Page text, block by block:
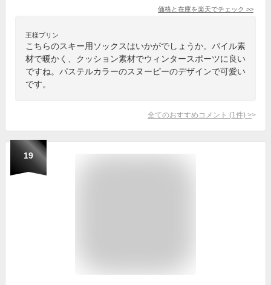
価格と在庫を楽天でチェック >>
王様プリン
こちらのスキー用ソックスはいかがでしょうか。パイル素
材で暖かく、クッション素材でウィンタースポーツに良い
ですね。パステルカラーのスヌーピーのデザインで可愛い
です。
全てのおすすめコメント (1 件) >
19